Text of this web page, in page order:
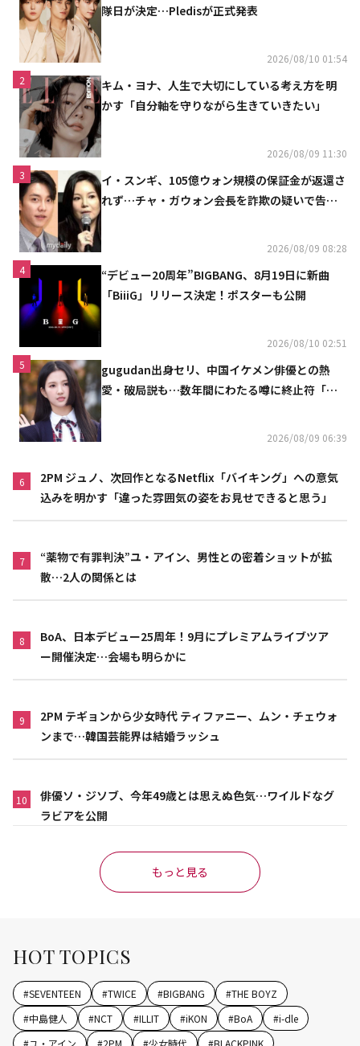
隊日が決定…Pledisが正式発表
2026/08/10 01:54
2
キム・ヨナ、人生で大切にしている考え方を明
かす「自分軸を守りながら生きていきたい」
2026/08/09 11:30
3
イ・スンギ、105億ウォン規模の保証金が返還さ
れず…チャ・ガウォン会長を詐欺の疑いで告訴
2026/08/09 08:28
4
“デビュー20周年”BIGBANG、8月19日に新曲
「BiiiG」リリース決定！ポスターも公開
2026/08/10 02:51
5
gugudan出身セリ、中国イケメン俳優との熱
愛・破局説も…数年間にわたる噂に終止符「邪
2026/08/09 06:39
6
2PM ジュノ、次回作となるNetflix「バイキング」への意気
込みを明かす「違った雰囲気の姿をお見せできると思う」
7
“薬物で有罪判決”ユ・アイン、男性との密着ショットが拡
散…2人の関係とは
8
BoA、日本デビュー25周年！9月にプレミアムライブツア
ー開催決定…会場も明らかに
9
2PM テギョンから少女時代 ティファニー、ムン・チェウォ
ンまで…韓国芸能界は結婚ラッシュ
10
俳優ソ・ジソブ、今年49歳とは思えぬ色気…ワイルドなグ
ラビアを公開
もっと見る
HOT TOPICS
#SEVENTEEN #TWICE #BIGBANG #THE BOYZ
#中島健人 #NCT #ILLIT #iKON #BoA #i-dle